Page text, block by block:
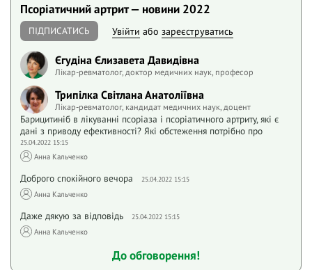
Псоріатичний артрит — новини 2022
ПІДПИСАТИСЬ Увійти або зареєструватись
Єгудіна Єлизавета Давидівна
Лікар-ревматолог, доктор медичних наук, професор
Трипілка Світлана Анатоліївна
Лікар-ревматолог, кандидат медичних наук, доцент
Барицитиніб в лікуванні псоріаза і псоріатичного артриту, які є
дані з приводу ефективності? Які обстеження потрібно про
25.04.2022 15:15
Анна Кальченко
Доброго спокійного вечора 25.04.2022 15:15
Анна Кальченко
Даже дякую за відповідь 25.04.2022 15:15
Анна Кальченко
До обговорення!